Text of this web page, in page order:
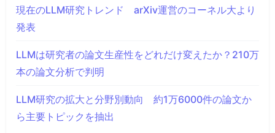
現在のLLM研究トレンド arXiv運営のコーネル大より
発表
LLMは研究者の論文生産性をどれだけ変えたか？210万
本の論文分析で判明
LLM研究の拡大と分野別動向 約1万6000件の論文か
ら主要トピックを抽出